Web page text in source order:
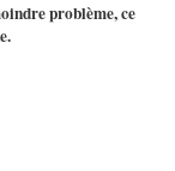
problème, ce